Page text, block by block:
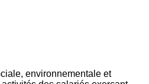
environnementale et